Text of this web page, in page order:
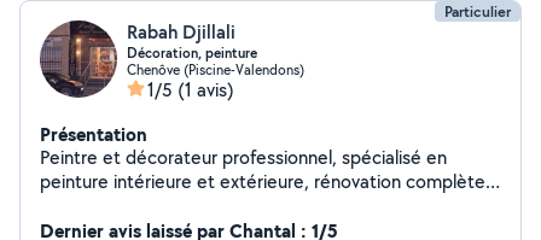
Particulier
Rabah Djillali
Décoration, peinture
Chenôve (Piscine-Valendons)
1/5 (1 avis)
Présentation
Peintre et décorateur professionnel, spécialisé en
peinture intérieure et extérieure, rénovation complète,
après travaux. Nous accordons une grande importance
Dernier avis laissé par Chantal : 1/5